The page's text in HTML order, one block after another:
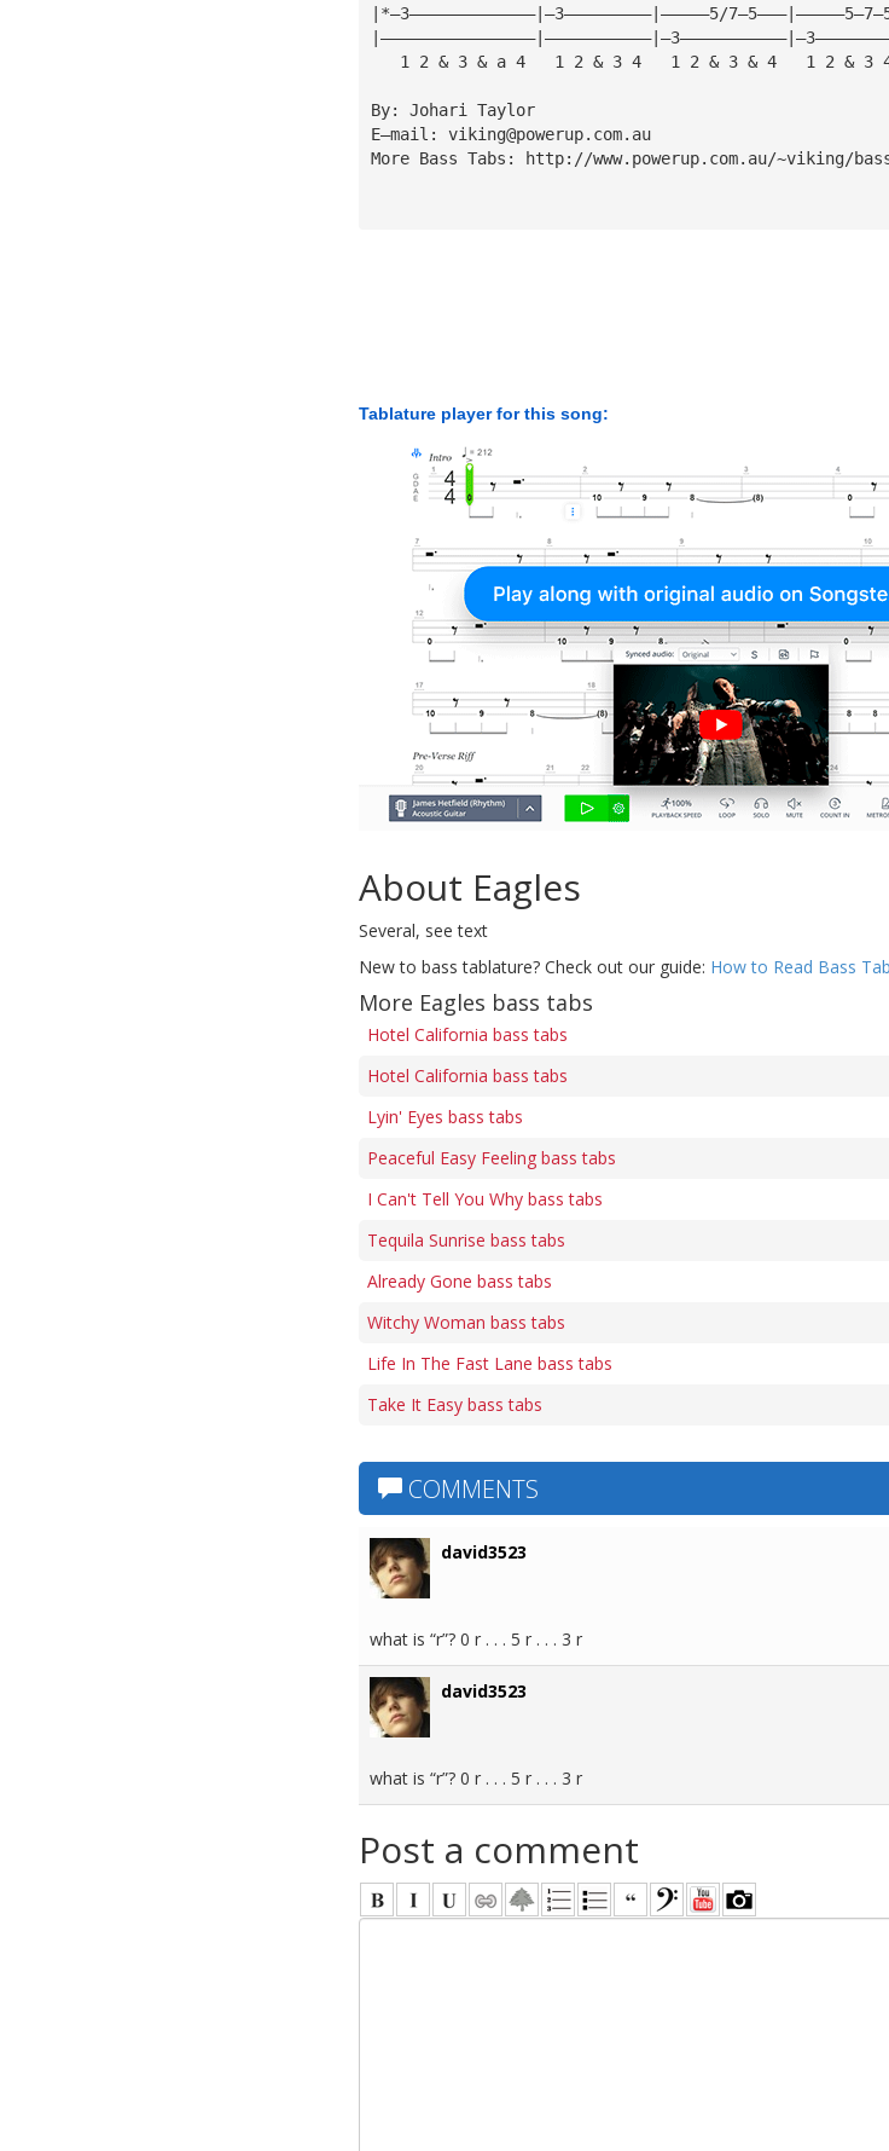
|*—3—————————————|—3—————————|—————5/
1 2 & 3 & a 4   1 2 & 3 4   1 2 & 3 & 4   1 2 & 3
By: Johari Taylor
E—mail: viking@powerup.com.au
More Bass Tabs: http://www.powerup.com.au/~viking/
Tablature player for this song:
About Eagles
Several, see text
New to bass tablature? Check out our guide: How to Read Bass
More Eagles bass tabs
Hotel California bass tabs
Hotel California bass tabs
Lyin' Eyes bass tabs
Peaceful Easy Feeling bass tabs
I Can't Tell You Why bass tabs
Tequila Sunrise bass tabs
Already Gone bass tabs
Witchy Woman bass tabs
Life In The Fast Lane bass tabs
Take It Easy bass tabs
COMMENTS
david3523
what is “r”? 0 r . . . 5 r . . . 3 r
david3523
what is “r”? 0 r . . . 5 r . . . 3 r
Post a comment